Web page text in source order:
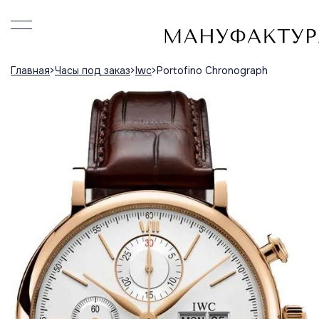
Главная Часы под заказ Iwc Portofino Chronograph